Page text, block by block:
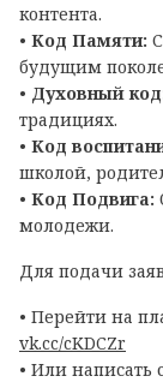
контента.
• Код Памяти:
будущим
• Духовный
традициях.
• Код
школой,
• Код Подвига:
молодежи.
Для подачи
• Перейти на
vk.cc/cKDCZr
• Или написать